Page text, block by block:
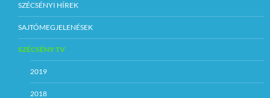
SZÉCSÉNYI HÍREK
SAJTÓMEGJELENÉSEK
SZÉCSÉNY TV
2019
2018